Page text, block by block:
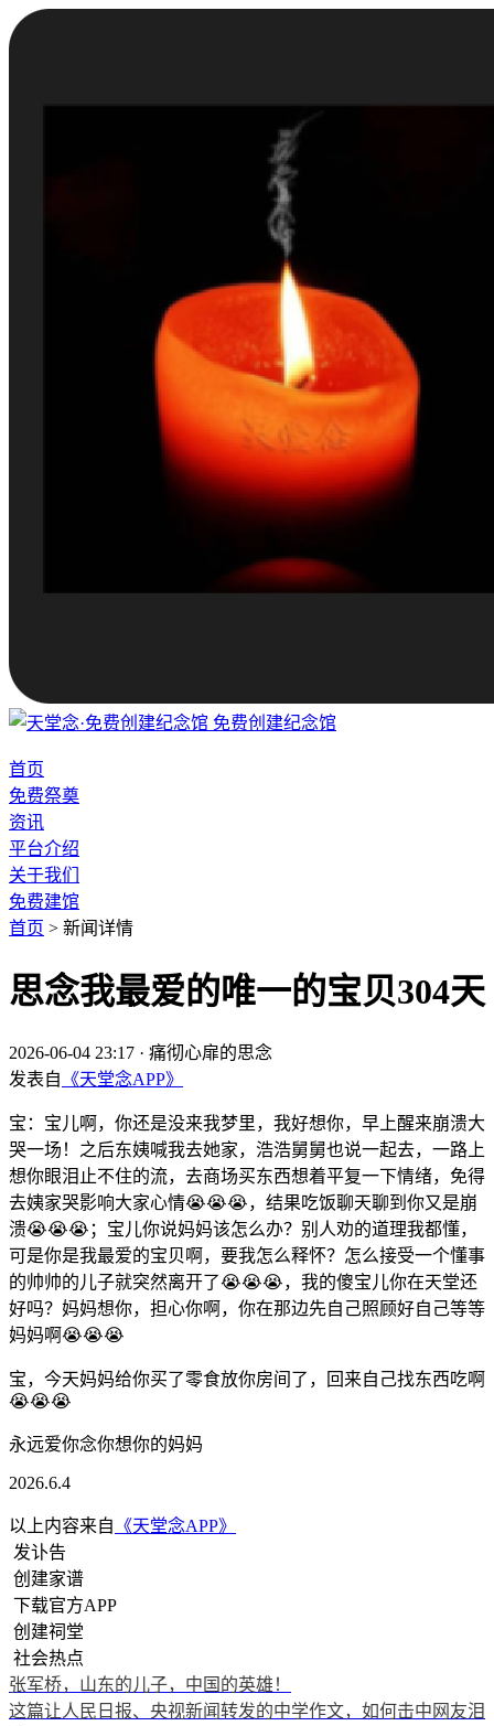
免费创建纪念馆
首页
免费祭奠
资讯
平台介绍
关于我们
免费建馆
首页 > 新闻详情
思念我最爱的唯一的宝贝304天
2026-06-04 23:17 · 痛彻心扉的思念
发表自 《天堂念APP》
宝：宝儿啊，你还是没来我梦里，我好想你，早上醒来崩溃大
哭一场！之后东姨喊我去她家，浩浩舅舅也说一起去，一路上
想你眼泪止不住的流，去商场买东西想着平复一下情绪，免得
去姨家哭影响大家心情😭😭😭，结果吃饭聊天聊到你又是崩
溃😭😭😭；宝儿你说妈妈该怎么办？别人劝的道理我都懂，
可是你是我最爱的宝贝啊，要我怎么释怀？怎么接受一个懂事
的帅帅的儿子就突然离开了😭😭😭，我的傻宝儿你在天堂还
好吗？妈妈想你，担心你啊，你在那边先自己照顾好自己等等
妈妈啊😭😭😭
宝，今天妈妈给你买了零食放你房间了，回来自己找东西吃啊
😭😭😭
永远爱你念你想你的妈妈
2026.6.4
以上内容来自 《天堂念APP》
发讣告
创建家谱
下载官方APP
创建祠堂
社会热点
张军桥，山东的儿子，中国的英雄！
这篇让人民日报、央视新闻转发的中学作文，如何击中网友泪